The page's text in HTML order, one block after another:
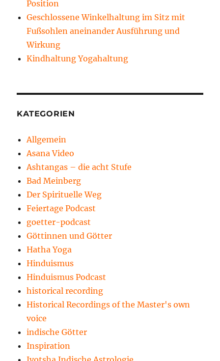
Position
Geschlossene Winkelhaltung im Sitz mit
Fußsohlen aneinander Ausführung und
Wirkung
Kindhaltung Yogahaltung
KATEGORIEN
Allgemein
Asana Video
Ashtangas – die acht Stufe
Bad Meinberg
Der Spirituelle Weg
Feiertage Podcast
goetter-podcast
Göttinnen und Götter
Hatha Yoga
Hinduismus
Hinduismus Podcast
historical recording
Historical Recordings of the Master's own
voice
indische Götter
Inspiration